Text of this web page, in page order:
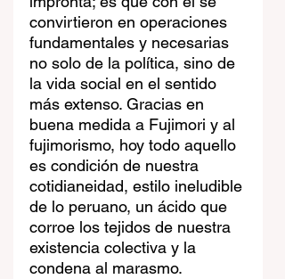
convirtieron en operaciones
fundamentales y necesarias
no solo de la política, sino de
la vida social en el sentido
más extenso. Gracias en
buena medida a Fujimori y al
fujimorismo, hoy todo aquello
es condición de nuestra
cotidianeidad, estilo ineludible
de lo peruano, un ácido que
corroe los tejidos de nuestra
existencia colectiva y la
condena al marasmo.